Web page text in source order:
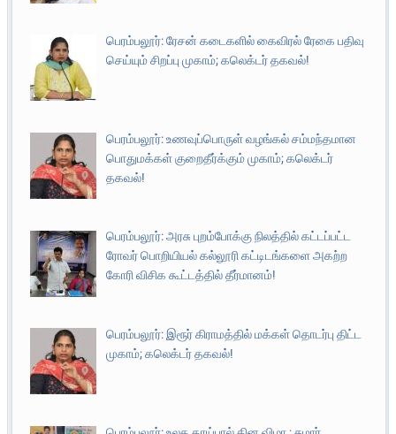
பெரம்பலூர்: ரேசன் கடைகளில் கைவிரல் ரேகை பதிவு
செய்யும் சிறப்பு முகாம்; கலெக்டர் தகவல்!
பெரம்பலூர்: உணவுப்பொருள் வழங்கல் சம்மந்தமான
பொதுமக்கள் குறைதீர்க்கும் முகாம்; கலெக்டர்
தகவல்!
பெரம்பலூர்: அரசு புறம்போக்கு நிலத்தில் கட்டப்பட்ட
ரோவர் பொறியியல் கல்லூரி கட்டிடங்களை அகற்ற
கோரி விசிக கூட்டத்தில் தீர்மானம்!
பெரம்பலூர்: இரூர் கிராமத்தில் மக்கள் தொடர்பு திட்ட
முகாம்; கலெக்டர் தகவல்!